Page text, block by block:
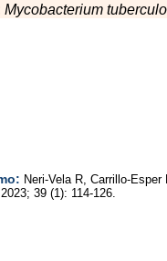
Mycobacterium
Neri-Vela R, Carrillo-
39 (1): 114-126.